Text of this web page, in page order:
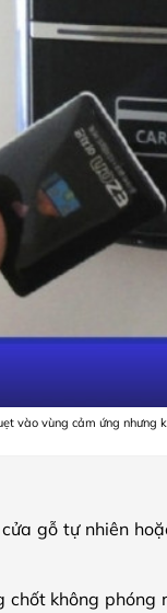
vào vùng cảm ứng nhưng
gỗ tự nhiên
không